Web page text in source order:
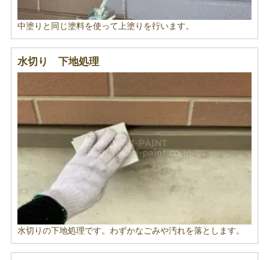
中塗りと同じ塗料を使って上塗りを行います。
水切り 下地処理
水切りの下地処理です。わずかなごみや汚れを落とします。